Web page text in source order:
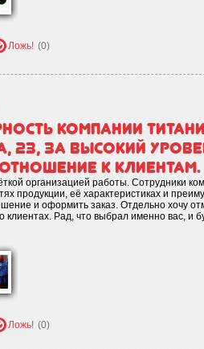
Ложь! (0)
компании
23, за высокий
к клиентам.
организацией работы. Сотрудники
продукции, её характеристиках и
и оформить заказ. Отдельно хочу
Рад, что выбрал именно вас, и
Ложь! (0)